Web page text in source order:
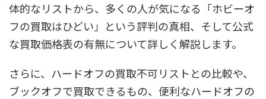
体的なリストから、多くの人が気になる「ホビーオ
フの買取はひどい」という評判の真相、そして公式
な買取価格表の有無について詳しく解説します。
さらに、ハードオフの買取不可リストとの比較や、
ブックオフで買取できるもの、便利なハードオフの